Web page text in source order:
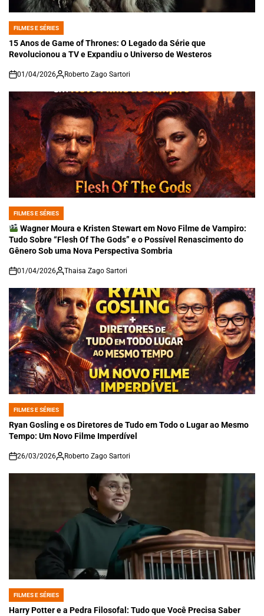
POSTED
IN
FILMES E SÉRIES
15 Anos de Game of Thrones: O Legado da Série que
Revolucionou a TV e Expandiu o Universo de Westeros
on
01/04/2026 Roberto Zago Sartori
POSTED
IN
FILMES E SÉRIES
Wagner Moura e Kristen Stewart em Novo Filme de Vampiro:
Tudo Sobre “Flesh Of The Gods” e o Possível Renascimento do
Gênero Sob uma Nova Perspectiva Sombria
on
01/04/2026 Thaisa Zago Sartori
POSTED
IN
FILMES E SÉRIES
Ryan Gosling e os Diretores de Tudo em Todo o Lugar ao Mesmo
Tempo: Um Novo Filme Imperdível
on
26/03/2026 Roberto Zago Sartori
POSTED
IN
FILMES E SÉRIES
Harry Potter e a Pedra Filosofal: Tudo que Você Precisa Saber